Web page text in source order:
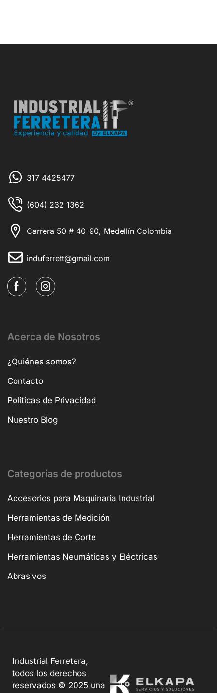
317 4425477
(604) 232 1362
Carrera 50 # 40-90, Medellín Colombia
induferrett@gmail.com
Acerca de Nosotros
¿Quiénes somos?
Contacto
Políticas de Privacidad
Nuestro Blog
Categorías de productos
Accesorios para Maquinaria Industrial
Herramientas de Medición
Herramientas de Corte
Herramientas Neumáticas y Eléctricas
Abrasivos
Industrial Ferretera,
todos los derechos
reservados © 2025 una